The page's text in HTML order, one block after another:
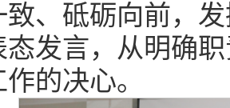
、砥砺向前，
态发言，从明确
作的决心。